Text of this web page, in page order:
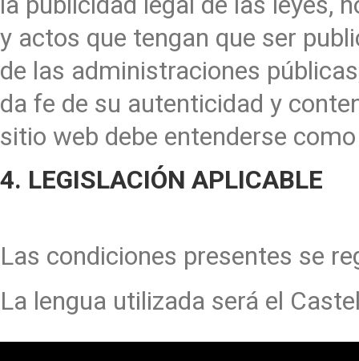
y actos que tengan que ser
de las administraciones
da fe de su autenticidad y
sitio web debe entenderse
4. LEGISLACIÓN APLICABLE
Las condiciones presentes se
La lengua utilizada será el